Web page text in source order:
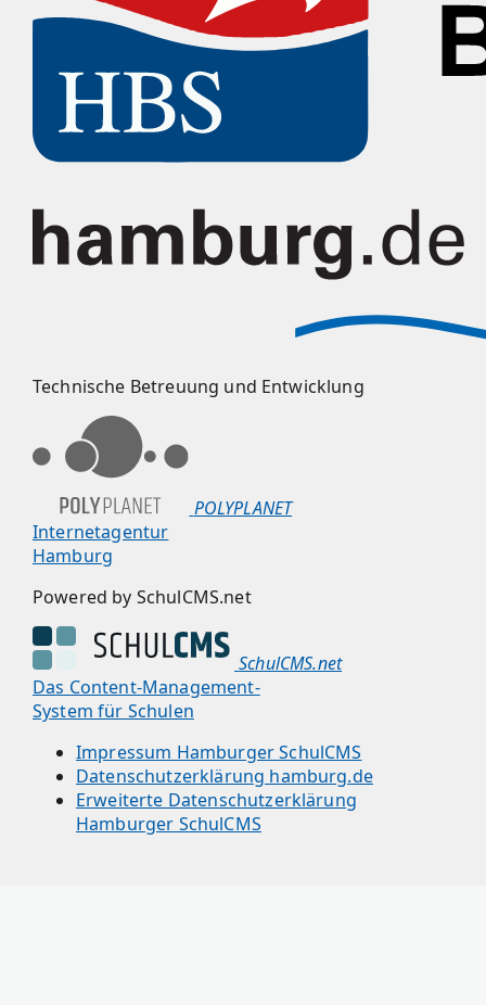
Technische Betreuung und Entwicklung
POLYPLANET
Internetagentur
Hamburg
Powered by SchulCMS.net
SchulCMS.net
Das Content-Management-
System für Schulen
Impressum Hamburger SchulCMS
Datenschutzerklärung hamburg.de
Erweiterte Datenschutzerklärung
Hamburger SchulCMS